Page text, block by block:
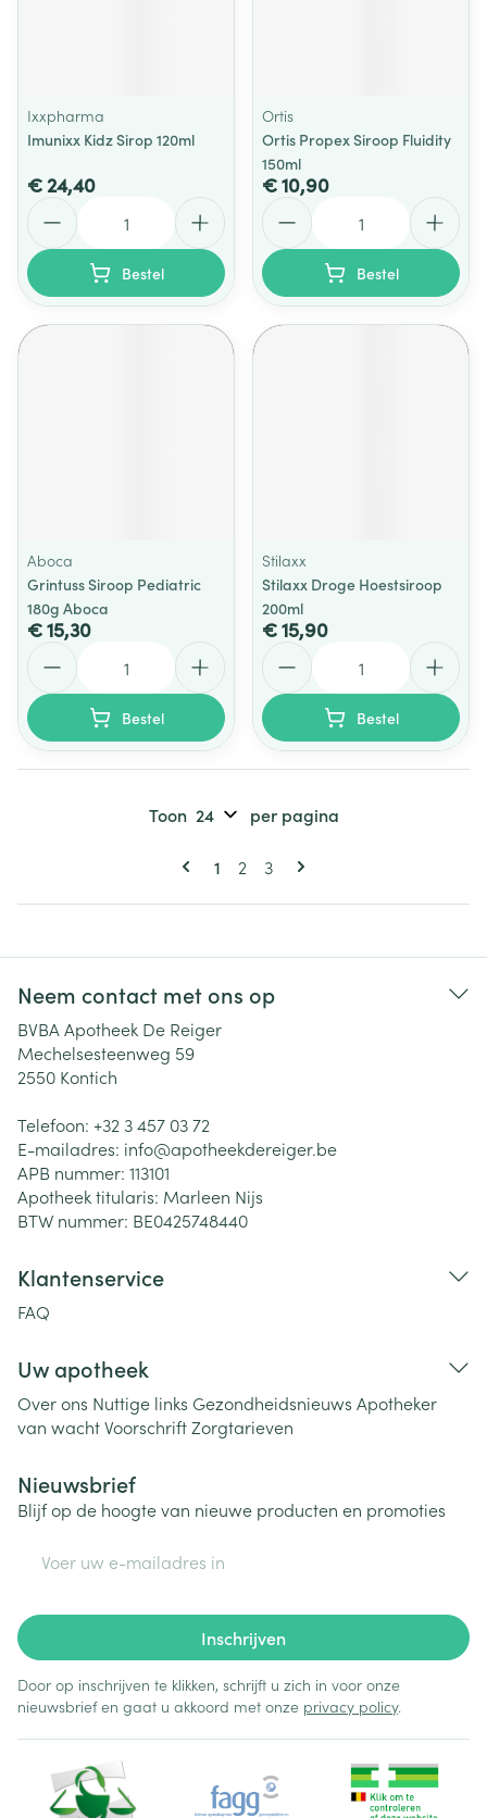
Ixxpharma
Imunixx Kidz Sirop 120ml
€ 24,40
Bestel
Ortis
Ortis Propex Siroop Fluidity
150ml
€ 10,90
Bestel
Aboca
Grintuss Siroop Pediatric
180g Aboca
€ 15,30
Bestel
Stilaxx
Stilaxx Droge Hoestsiroop
200ml
€ 15,90
Bestel
Pagina's
U lees momenteel pagina
1 Pagina
2 Pagina
3
Toon per pagina
Neem contact met ons op
BVBA Apotheek De Reiger
Mechelsesteenweg 59
2550 Kontich
Telefoon: +32 3 457 03 72
E-mailadres: info@apotheekdereiger.be
APB nummer: 113101
Apotheek titularis: Marleen Nijs
BTW nummer: BE0425748440
Klantenservice
FAQ
Uw apotheek
Over ons Nuttige links Gezondheidsnieuws Apotheker
van wachtVoorschriftZorgtarieven
Nieuwsbrief
Blijf op de hoogte van nieuwe producten en promoties
Inschrijven
Door op inschrijven te klikken, schrijft u zich in voor onze
nieuwsbrief en gaat u akkoord met onze privacy policy.